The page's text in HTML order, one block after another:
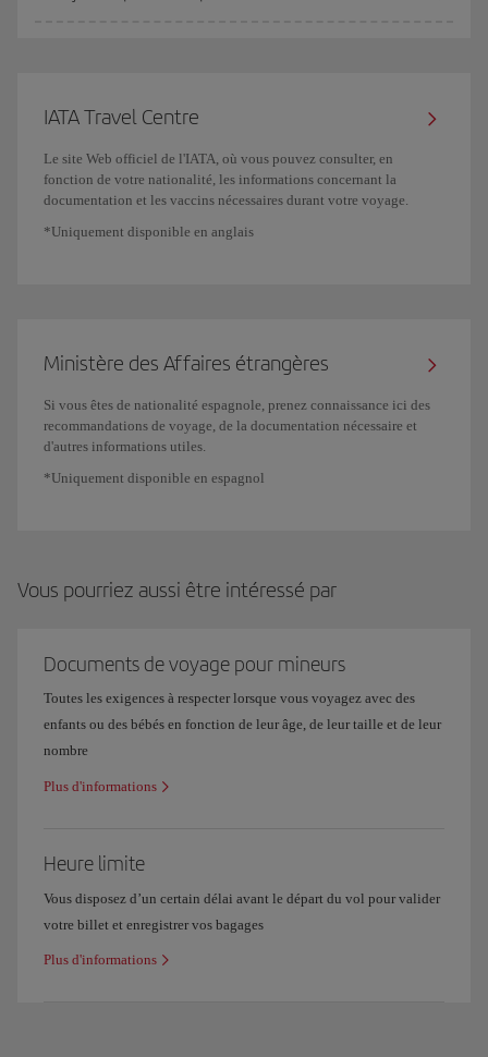
IATA Travel Centre
Le site Web officiel de l'IATA, où vous pouvez consulter, en
fonction de votre nationalité, les informations concernant la
documentation et les vaccins nécessaires durant votre voyage.
*Uniquement disponible en anglais
Ministère des Affaires étrangères
Si vous êtes de nationalité espagnole, prenez connaissance ici des
recommandations de voyage, de la documentation nécessaire et
d'autres informations utiles.
*Uniquement disponible en espagnol
Vous pourriez aussi être intéressé par
Documents de voyage pour mineurs
Toutes les exigences à respecter lorsque vous voyagez avec des
enfants ou des bébés en fonction de leur âge, de leur taille et de leur
nombre
Plus d'informations
Heure limite
Vous disposez d’un certain délai avant le départ du vol pour valider
votre billet et enregistrer vos bagages
Plus d'informations